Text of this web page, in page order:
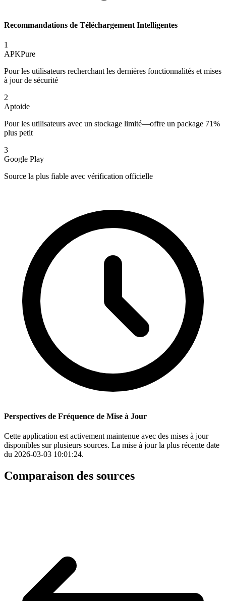
Recommandations de Téléchargement Intelligentes
1
APKPure
Pour les utilisateurs recherchant les dernières fonctionnalités et mises
à jour de sécurité
2
Aptoide
Pour les utilisateurs avec un stockage limité—offre un package 71%
plus petit
3
Google Play
Source la plus fiable avec vérification officielle
Perspectives de Fréquence de Mise à Jour
Cette application est activement maintenue avec des mises à jour
disponibles sur plusieurs sources. La mise à jour la plus récente date
du 2026-03-03 10:01:24.
Comparaison des sources